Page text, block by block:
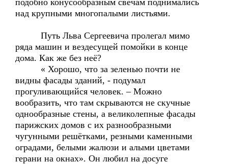
подобно конусообразным свечам поднимались
над крупными многопалыми листьями.
Путь Льва Сергеевича пролегал мимо
ряда машин и вездесущей помойки в конце
дома. Как же без неё?
« Хорошо, что за зеленью почти не
видны фасады зданий, - подумал
прогуливающийся человек. – Можно
вообразить, что там скрываются не скучные
однообразные стены, а великолепные фасады
парижских домов с их разнообразными
чугунными решётками, резными каменными
оградами, белыми жалюзи и алыми цветами
герани на окнах». Он любил на досуге